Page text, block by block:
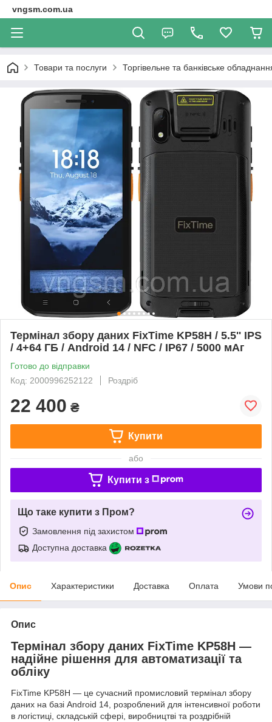
vngsm.com.ua
Товари та послуги Торгівельне та банківське
Термінал збору даних FixTime KP58H / 5.5'' IPS
/ 4+64 ГБ / Android 14 / NFC / IP67 / 5000 мАг
Готово до відправки
Код: 2000996252122
Роздріб
22 400 ₴
Купити
або
Купити з
Що таке купити з Пром?
Замовлення під захистом
Доступна доставка
Опис Характеристики Доставка Оплата Умови
Опис
Термінал збору даних FixTime KP58H —
надійне рішення для автоматизації та
обліку
FixTime KP58H — це сучасний промисловий термінал збору
даних на базі Android 14, розроблений для інтенсивної роботи
в логістиці, складській сфері, виробництві та роздрібній